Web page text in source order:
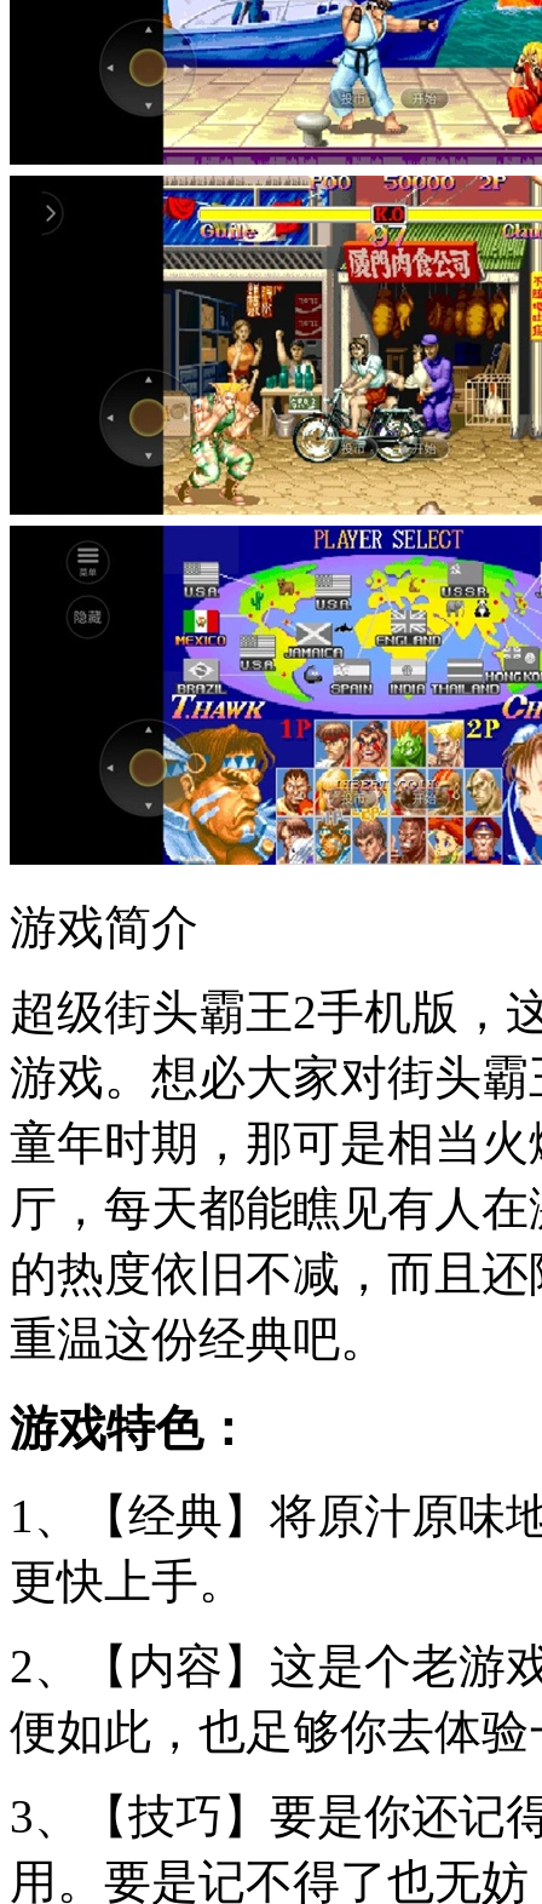
游戏简介
超级街头霸王2手机版，
游戏。想必大家对街头
童年时期，那可是相当
厅，每天都能瞧见有人
的热度依旧不减，而且
重温这份经典吧。
游戏特色：
1、【经典】将原汁原味
更快上手。
2、【内容】这是个老游
便如此，也足够你去体
3、【技巧】要是你还记
用。要是记不得了也无